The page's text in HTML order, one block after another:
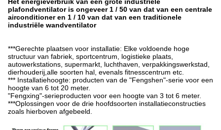
plafondventilator is ongeveer 1 / 50 van dat van een centrale
airconditioner en 1 / 10 van dat van een traditionele
industriële wandventilator
***Gerechte plaatsen voor installatie: Elke voldoende hoge
structuur van fabriek, sportcentrum, logistieke plaats,
autowerkstations, supermarkt, luchthaven, verpakkingswerkstad,
dierhouderij,alle soorten hal, evenals fitnesscentrum etc.
*** Installatiehoogte: producten van de "Fengshen"-serie voor een
hoogte van 6 tot 20 meter.
"Fengxing"-serieproducten voor een hoogte van 3 tot 6 meter.
***Oplossingen voor de drie hoofdsoorten installatieconstructies
zoals hierboven afgebeeld.